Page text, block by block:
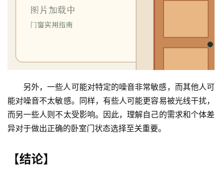
另外，一些人可能对特定的噪音非常敏感，而其他人可
能对噪音不太敏感。同样，有些人可能更容易被光线干扰，
而另一些人则不太受影响。因此，理解自己的需求和个体差
异对于做出正确的卧室门状态选择至关重要。
【结论】